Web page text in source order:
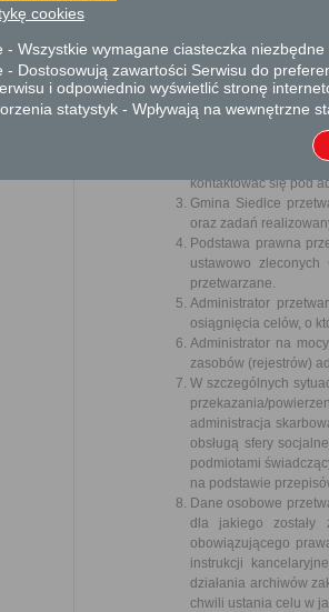
sprawie swobodnego
danych) (Dz. U. UE. z 2016
Gmina Siedlce,
Informujemy że na
Pana Stefana
kontaktować się pod
Gmina Siedlce
oraz zadań
Podstawa prawna
ustawowo
przetwarzane.
Administrator
osiągnięcia celów, o
Administrator na
zasobów (rejestrów)
W szczególnych
przekazania/
administracja
obsługą sfery
podmiotami
na podstawie
Dane osobowe
dla jakiego zostały
obowiązującego
instrukcji
działania archiwów
chwili ustania celu w
cookies
- Wszystkie wymagane ciasteczka
- Dostosowują zawartości Serwisu do
i odpowiednio wyświetlić stronę
statystyk - Wpływają na wewnętrzne